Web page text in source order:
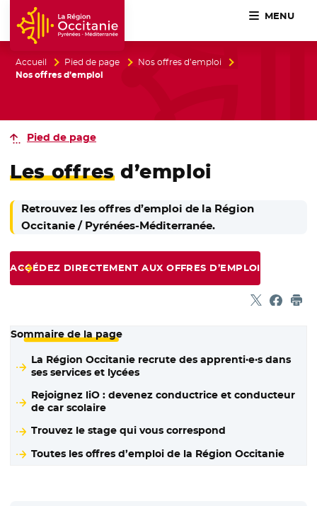
Accueil Région Occitanie / Pyrénées-Méditerranée
MENU
Accueil Pied de page
Nos offres d’emploi
Nos offres d’emploi
Pied de page
Les offresd’emploi
Retrouvez les offres d’emploi de la Région
Occitanie / Pyrénées-Méditerranée.
ACCÉDEZ DIRECTEMENT AUX OFFRES D’EMPLOI
Partager
- Nouvelle
-
Sommaire de la page
La Région Occitanie recrute des apprenti·e·s dans
ses services et lycées
Rejoignez liO : devenez conductrice et conducteur
de car scolaire
Trouvez le stage qui vous correspond
Toutes les offres d’emploi de la Région Occitanie